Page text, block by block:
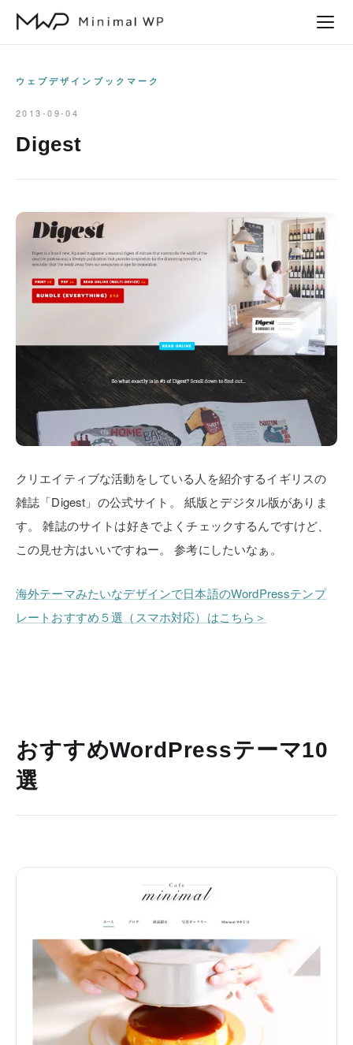
ウェブデザインブックマーク
2013-09-04
Digest
クリエイティブな活動をしている人を紹介するイギリスの
雑誌「Digest」の公式サイト。
紙版とデジタル版がありま
す。
雑誌のサイトは好きでよくチェックするんですけど、
この見せ方はいいですねー。
参考にしたいなぁ。
海外テーマみたいなデザインで日本語のWordPressテンプ
レートおすすめ５選（スマホ対応）はこちら＞
おすすめWordPressテーマ10
選